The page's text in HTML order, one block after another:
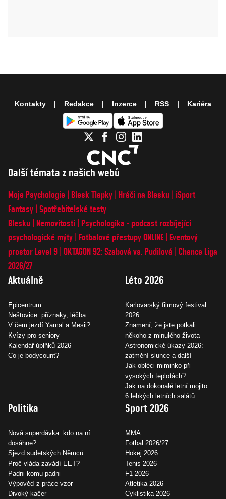
Další témata z našich webů
Moje Psychologie Blesk Tlapky Hráči na Blesku
iSport
Fantasy Spotřebitelské testy
Blesku
Nemovitosti
Psychologika - podcast rozbíjející
psychologické mýty
Fotbalové přestupy ONLINE
Eventový
prostor Level 9 OKTAGON 92: Szabová vs. Pudilová
Chance Liga
2026/27
Aktuálně
Epicentrum
Neštovice: příznaky, léčba
V čem jezdí Yamal a Mesii?
Kvízy pro seniory
Kalendář úplňků 2026
Co je bodycount?
Léto 2026
Karlovarský filmový festival
2026
Znamení, že jste potkali
někoho z minulého života
Astronomické úkazy 2026:
zatmění slunce a další
Jak obléci miminko při
vysokých teplotách?
Jak na dokonalé letní mojito
6 lehkých letních salátů
Politika
Nová superdávka: kdo na ní
dosáhne?
Sjezd sudetských Němců
Proč vláda zavádí EET?
Padni komu padni
Výpověď z práce vzor
Divoký kačer
Sport 2026
MMA
Fotbal 2026/27
Hokej 2026
Tenis 2026
F1 2026
Atletika 2026
Cyklistika 2026
Kontakty Redakce Inzerce RSS Kariéra